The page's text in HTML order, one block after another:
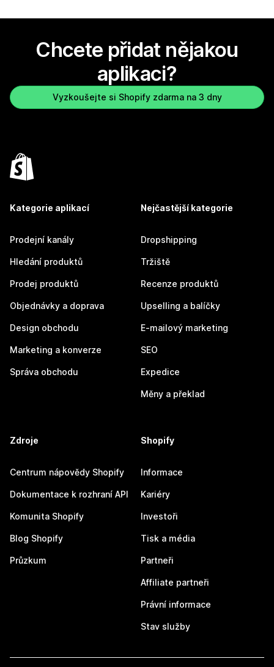
Chcete přidat nějakou
aplikaci?
Vyzkoušejte si Shopify zdarma na 3 dny
Kategorie aplikací
Prodejní kanály
Hledání produktů
Prodej produktů
Objednávky a doprava
Design obchodu
Marketing a konverze
Správa obchodu
Nejčastější kategorie
Dropshipping
Tržiště
Recenze produktů
Upselling a balíčky
E-mailový marketing
SEO
Expedice
Měny a překlad
Zdroje
Centrum nápovědy Shopify
Dokumentace k rozhraní API
Komunita Shopify
Blog Shopify
Průzkum
Shopify
Informace
Kariéry
Investoři
Tisk a média
Partneři
Affiliate partneři
Právní informace
Stav služby